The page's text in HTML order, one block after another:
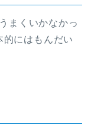
まくいかなかっ
的にはもんだい